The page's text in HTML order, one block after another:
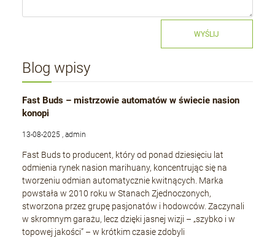
WYŚLIJ
Blog wpisy
Fast Buds – mistrzowie automatów w świecie nasion
konopi
13-08-2025 , admin
Fast Buds to producent, który od ponad dziesięciu lat
odmienia rynek nasion marihuany, koncentrując się na
tworzeniu odmian automatycznie kwitnących. Marka
powstała w 2010 roku w Stanach Zjednoczonych,
stworzona przez grupę pasjonatów i hodowców. Zaczynali
w skromnym garażu, lecz dzięki jasnej wizji – „szybko i w
topowej jakości” – w krótkim czasie zdobyli